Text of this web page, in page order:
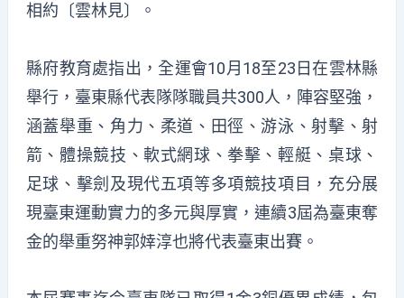
相約〔雲林見〕。
縣府教育處指出，全運會10月18至23日在雲林縣
舉行，臺東縣代表隊隊職員共300人，陣容堅強，
涵蓋舉重、角力、柔道、田徑、游泳、射擊、射
箭、體操競技、軟式網球、拳擊、輕艇、桌球、
足球、擊劍及現代五項等多項競技項目，充分展
現臺東運動實力的多元與厚實，連續3屆為臺東奪
金的舉重努神郭婞淳也將代表臺東出賽。